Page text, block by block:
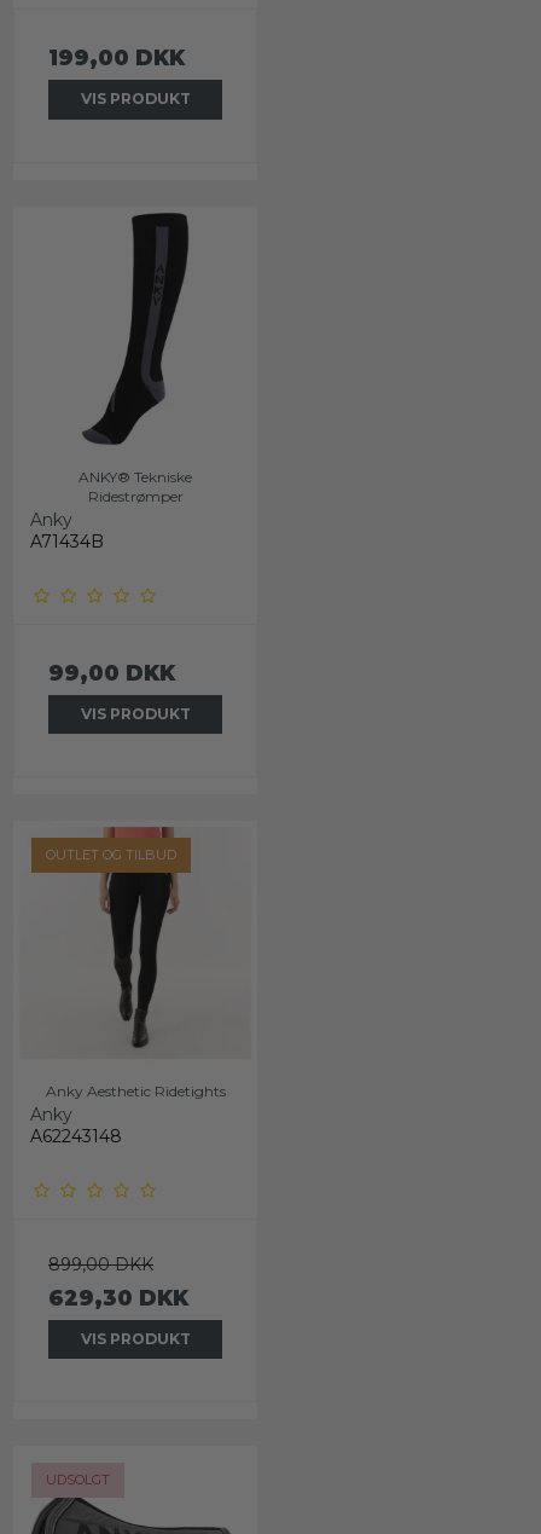
199,00 DKK
VIS PRODUKT
ANKY® Tekniske
Ridestrømper
Anky
A71434B
99,00 DKK
VIS PRODUKT
OUTLET OG TILBUD
Anky Aesthetic Ridetights
Anky
A62243148
899,00 DKK
629,30 DKK
VIS PRODUKT
UDSOLGT